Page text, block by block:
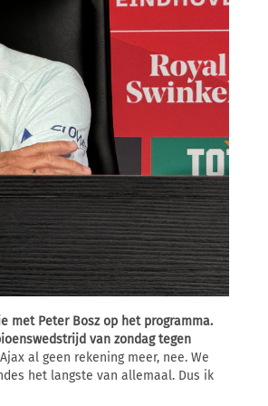
met Peter Bosz op het programma.
van zondag tegen
al geen rekening meer, nee. We
het langste van allemaal. Dus ik